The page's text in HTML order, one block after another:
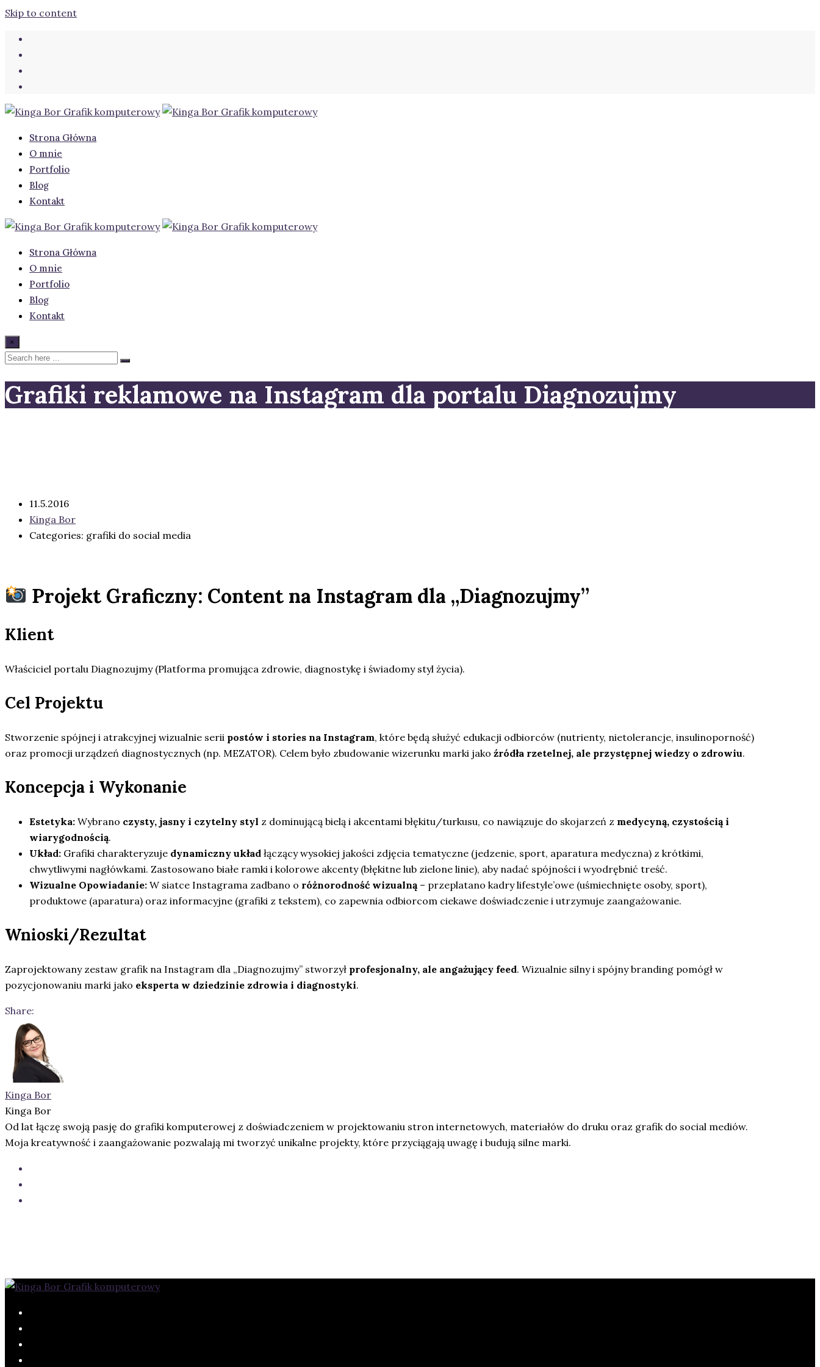
Skip to content
Strona Główna
O mnie
Portfolio
Blog
Kontakt
Strona Główna
O mnie
Portfolio
Blog
Kontakt
×
Grafiki reklamowe na Instagram dla portalu Diagnozujmy
11.5.2016
Kinga Bor
Categories: grafiki do social media
Projekt Graficzny: Content na Instagram dla „Diagnozujmy”
Klient
Właściciel portalu Diagnozujmy (Platforma promująca zdrowie, diagnostykę i świadomy styl życia).
Cel Projektu
Stworzenie spójnej i atrakcyjnej wizualnie serii postów i stories na Instagram, które będą służyć edukacji odbiorców (nutrienty, nietolerancje, insulinoporność)
oraz promocji urządzeń diagnostycznych (np. MEZATOR). Celem było zbudowanie wizerunku marki jako źródła rzetelnej, ale przystępnej wiedzy o zdrowiu.
Koncepcja i Wykonanie
Estetyka: Wybrano czysty, jasny i czytelny styl z dominującą bielą i akcentami błękitu/turkusu, co nawiązuje do skojarzeń z medycyną, czystością i
wiarygodnością.
Układ: Grafiki charakteryzuje dynamiczny układ łączący wysokiej jakości zdjęcia tematyczne (jedzenie, sport, aparatura medyczna) z krótkimi,
chwytliwymi nagłówkami. Zastosowano białe ramki i kolorowe akcenty (błękitne lub zielone linie), aby nadać spójności i wyodrębnić treść.
Wizualne Opowiadanie: W siatce Instagrama zadbano o różnorodność wizualną – przeplatano kadry lifestyle’owe (uśmiechnięte osoby, sport),
produktowe (aparatura) oraz informacyjne (grafiki z tekstem), co zapewnia odbiorcom ciekawe doświadczenie i utrzymuje zaangażowanie.
Wnioski/Rezultat
Zaprojektowany zestaw grafik na Instagram dla „Diagnozujmy” stworzył profesjonalny, ale angażujący feed. Wizualnie silny i spójny branding pomógł w
pozycjonowaniu marki jako eksperta w dziedzinie zdrowia i diagnostyki.
Share:
Kinga Bor
Kinga Bor
Od lat łączę swoją pasję do grafiki komputerowej z doświadczeniem w projektowaniu stron internetowych, materiałów do druku oraz grafik do social mediów.
Moja kreatywność i zaangażowanie pozwalają mi tworzyć unikalne projekty, które przyciągają uwagę i budują silne marki.